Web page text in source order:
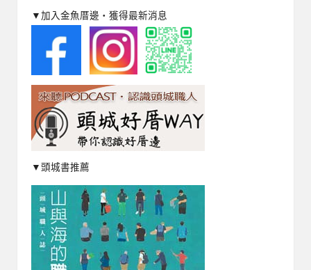
▼加入金魚厝邊‧獲得最新消息
▼頭城書推薦